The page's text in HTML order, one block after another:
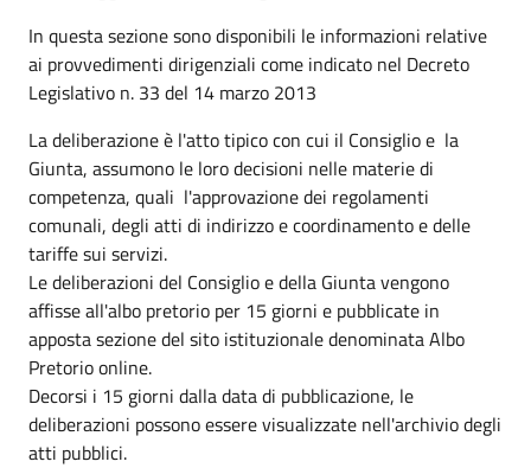
In questa sezione sono disponibili le informazioni relative
ai provvedimenti dirigenziali come indicato nel Decreto
Legislativo n. 33 del 14 marzo 2013
La deliberazione è l'atto tipico con cui il Consiglio e la
Giunta, assumono le loro decisioni nelle materie di
competenza, quali l'approvazione dei regolamenti
comunali, degli atti di indirizzo e coordinamento e delle
tariffe sui servizi.
Le deliberazioni del Consiglio e della Giunta vengono
affisse all'albo pretorio per 15 giorni e pubblicate in
apposta sezione del sito istituzionale denominata Albo
Pretorio online.
Decorsi i 15 giorni dalla data di pubblicazione, le
deliberazioni possono essere visualizzate nell'archivio degli
atti pubblici.